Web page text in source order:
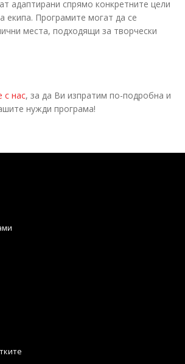
адаптирани спрямо конкретните цели
екипа. Програмите могат да се
места, подходящи за творчески
с нас, за да Ви изпратим по-подробна и
нужди програма!